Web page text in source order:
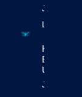
Jetzt
Lesen!
KI-
Bewegt
Jetzt